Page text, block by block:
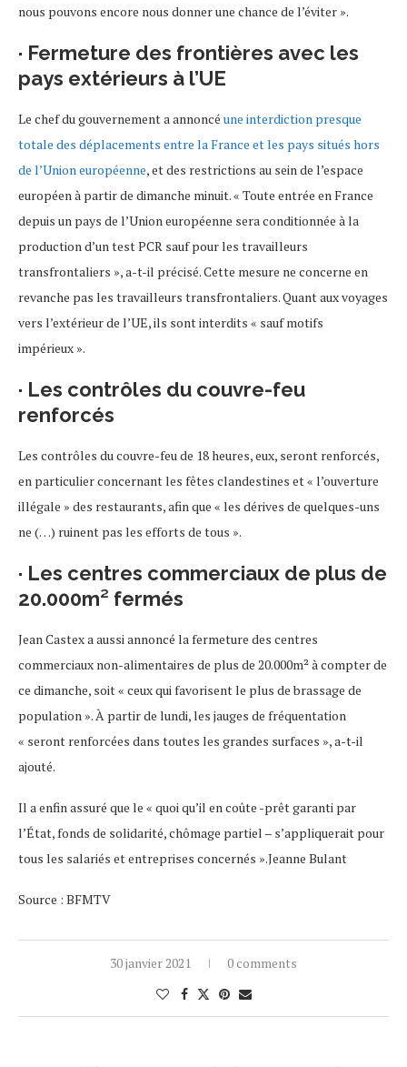
nous pouvons encore nous donner une chance de l’éviter ».
· Fermeture des frontières avec les
pays extérieurs à l’UE
Le chef du gouvernement a annoncé une interdiction presque
totale des déplacements entre la France et les pays situés hors
de l’Union européenne, et des restrictions au sein de l’espace
européen à partir de dimanche minuit. « Toute entrée en France
depuis un pays de l’Union européenne sera conditionnée à la
production d’un test PCR sauf pour les travailleurs
transfrontaliers », a-t-il précisé. Cette mesure ne concerne en
revanche pas les travailleurs transfrontaliers. Quant aux voyages
vers l’extérieur de l’UE, ils sont interdits « sauf motifs
impérieux ».
· Les contrôles du couvre-feu
renforcés
Les contrôles du couvre-feu de 18 heures, eux, seront renforcés,
en particulier concernant les fêtes clandestines et « l’ouverture
illégale » des restaurants, afin que « les dérives de quelques-uns
ne (…) ruinent pas les efforts de tous ».
· Les centres commerciaux de plus de
20.000m² fermés
Jean Castex a aussi annoncé la fermeture des centres
commerciaux non-alimentaires de plus de 20.000m² à compter de
ce dimanche, soit « ceux qui favorisent le plus de brassage de
population ». À partir de lundi, les jauges de fréquentation
« seront renforcées dans toutes les grandes surfaces », a-t-il
ajouté.
Il a enfin assuré que le « quoi qu’il en coûte -prêt garanti par
l’État, fonds de solidarité, chômage partiel – s’appliquerait pour
tous les salariés et entreprises concernés ».Jeanne Bulant
Source : BFMTV
30 janvier 2021 0 comments